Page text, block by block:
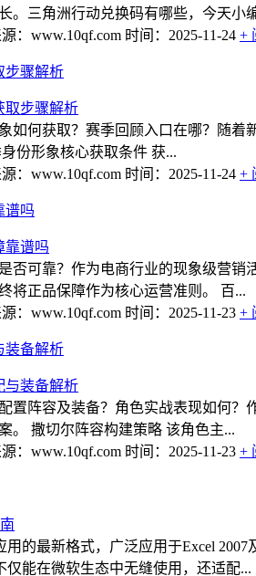
。三角洲行动兑换码有哪些，今天小
：www.10qf.com 时间：2025-11-24 +
步骤解析
如何获取？赛季回顾入口在哪？随
份形象核心获取条件 获...
：www.10qf.com 时间：2025-11-24 +
谱吗
否可靠？作为电商行业的现象级营
将正品保障作为核心运营准则。 百...
：www.10qf.com 时间：2025-11-23 +
装备解析
置阵容及装备？角色实战表现如何
。 撒切尔阵容构建策略 该角色主...
：www.10qf.com 时间：2025-11-23 +
用的最新格式，广泛应用于Excel
仅能在微软生态中无缝使用，还适配...